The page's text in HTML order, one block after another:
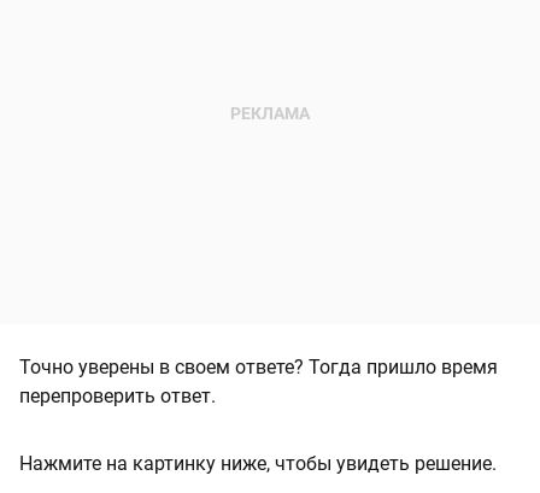
Точно уверены в своем ответе? Тогда пришло время
перепроверить ответ.
Нажмите на картинку ниже, чтобы увидеть решение.